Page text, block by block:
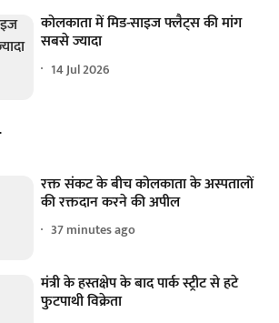
कोलकाता में मिड-साइज फ्लैट्स की मांग
सबसे ज्यादा
14 Jul 2026
रक्त संकट के बीच कोलकाता के अस्पतालों
की रक्तदान करने की अपील
37 minutes ago
मंत्री के हस्तक्षेप के बाद पार्क स्ट्रीट से हटे
फुटपाथी विक्रेता